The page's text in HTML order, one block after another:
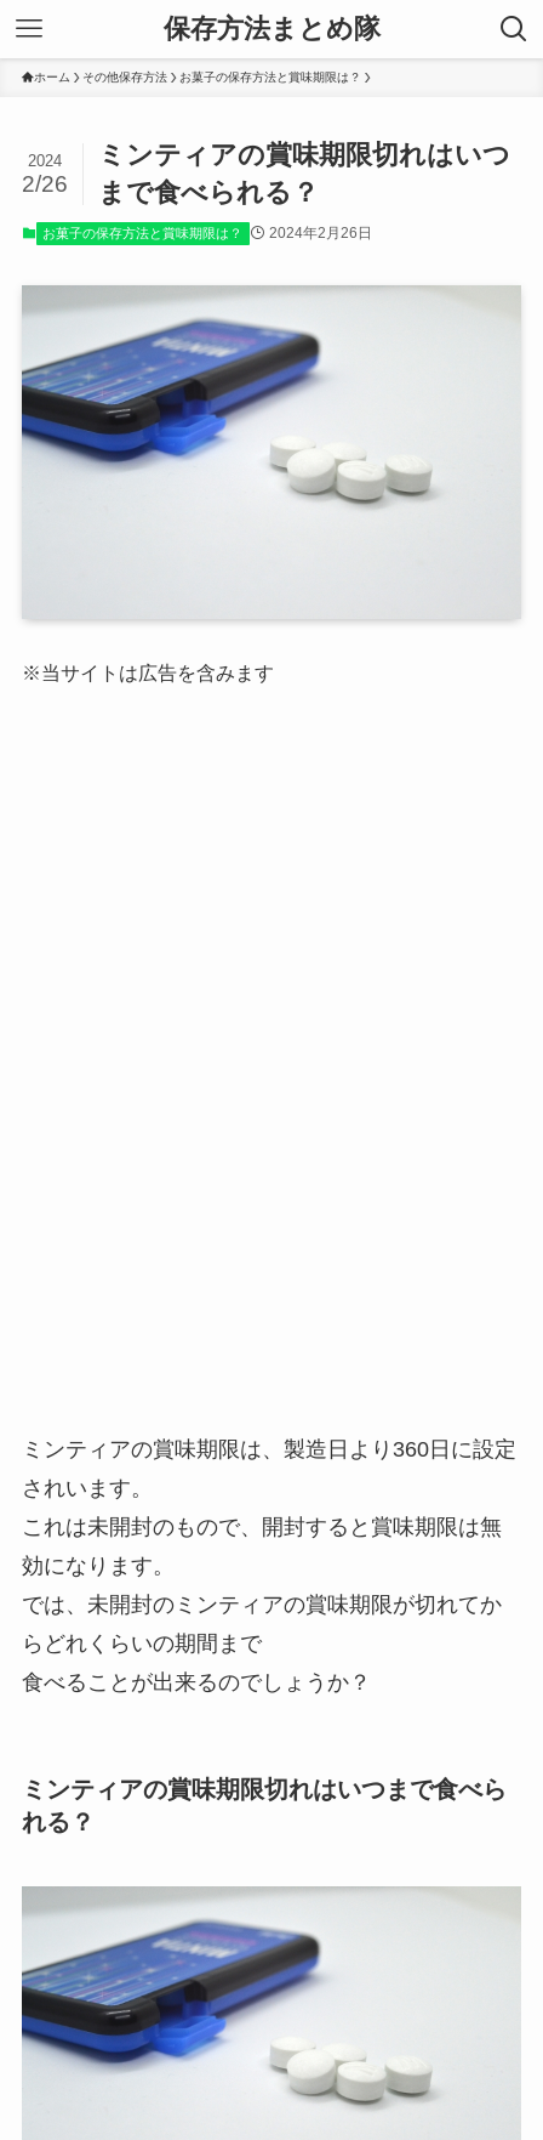
保存方法まとめ隊
ホーム その他保存方法 お菓子の保存方法と賞味期限は？
ミンティアの賞味期限切れはいつ
まで食べられる？
2024
2/26
お菓子の保存方法と賞味期限は？ 2024年2月26日
※当サイトは広告を含みます
ミンティアの賞味期限は、製造日より360日に設定
されいます。
これは未開封のもので、開封すると賞味期限は無
効になります。
では、未開封のミンティアの賞味期限が切れてか
らどれくらいの期間まで
食べることが出来るのでしょうか？
ミンティアの賞味期限切れはいつまで食べら
れる？